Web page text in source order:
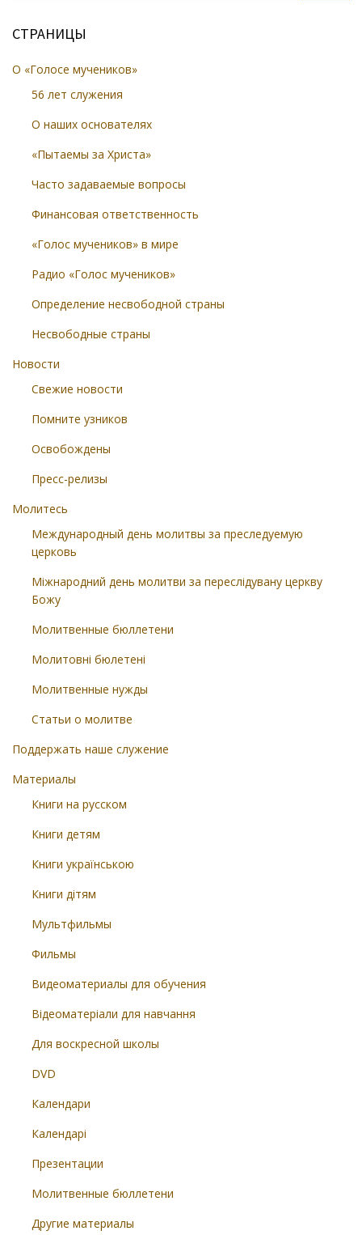
СТРАНИЦЫ
О «Голосе мучеников»
56 лет служения
О наших основателях
«Пытаемы за Христа»
Часто задаваемые вопросы
Финансовая ответственность
«Голос мучеников» в мире
Радио «Голос мучеников»
Определение несвободной страны
Несвободные страны
Новости
Свежие новости
Помните узников
Освобождены
Пресс-релизы
Молитесь
Международный день молитвы за преследуемую
церковь
Міжнародний день молитви за переслідувану церкву
Божу
Молитвенные бюллетени
Молитовні бюлетені
Молитвенные нужды
Статьи о молитве
Поддержать наше служение
Материалы
Книги на русском
Книги детям
Книги українською
Книги дітям
Мультфильмы
Фильмы
Видеоматериалы для обучения
Відеоматеріали для навчання
Для воскресной школы
DVD
Календари
Календарі
Презентации
Молитвенные бюллетени
Другие материалы